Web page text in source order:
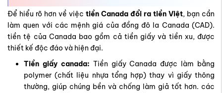
Để hiểu rõ hơn về việc tiền Canada đổi ra tiền Việt, bạn cần
làm quen với các mệnh giá của đồng đô la Canada (CAD).
tiền tệ của Canada bao gồm cả tiền giấy và tiền xu, được
thiết kế độc đáo và hiện đại.
Tiền giấy canada: Tiền giấy Canada được làm bằng
polymer (chất liệu nhựa tổng hợp) thay vì giấy thông
thường, giúp chúng bền và chống làm giả tốt hơn. các